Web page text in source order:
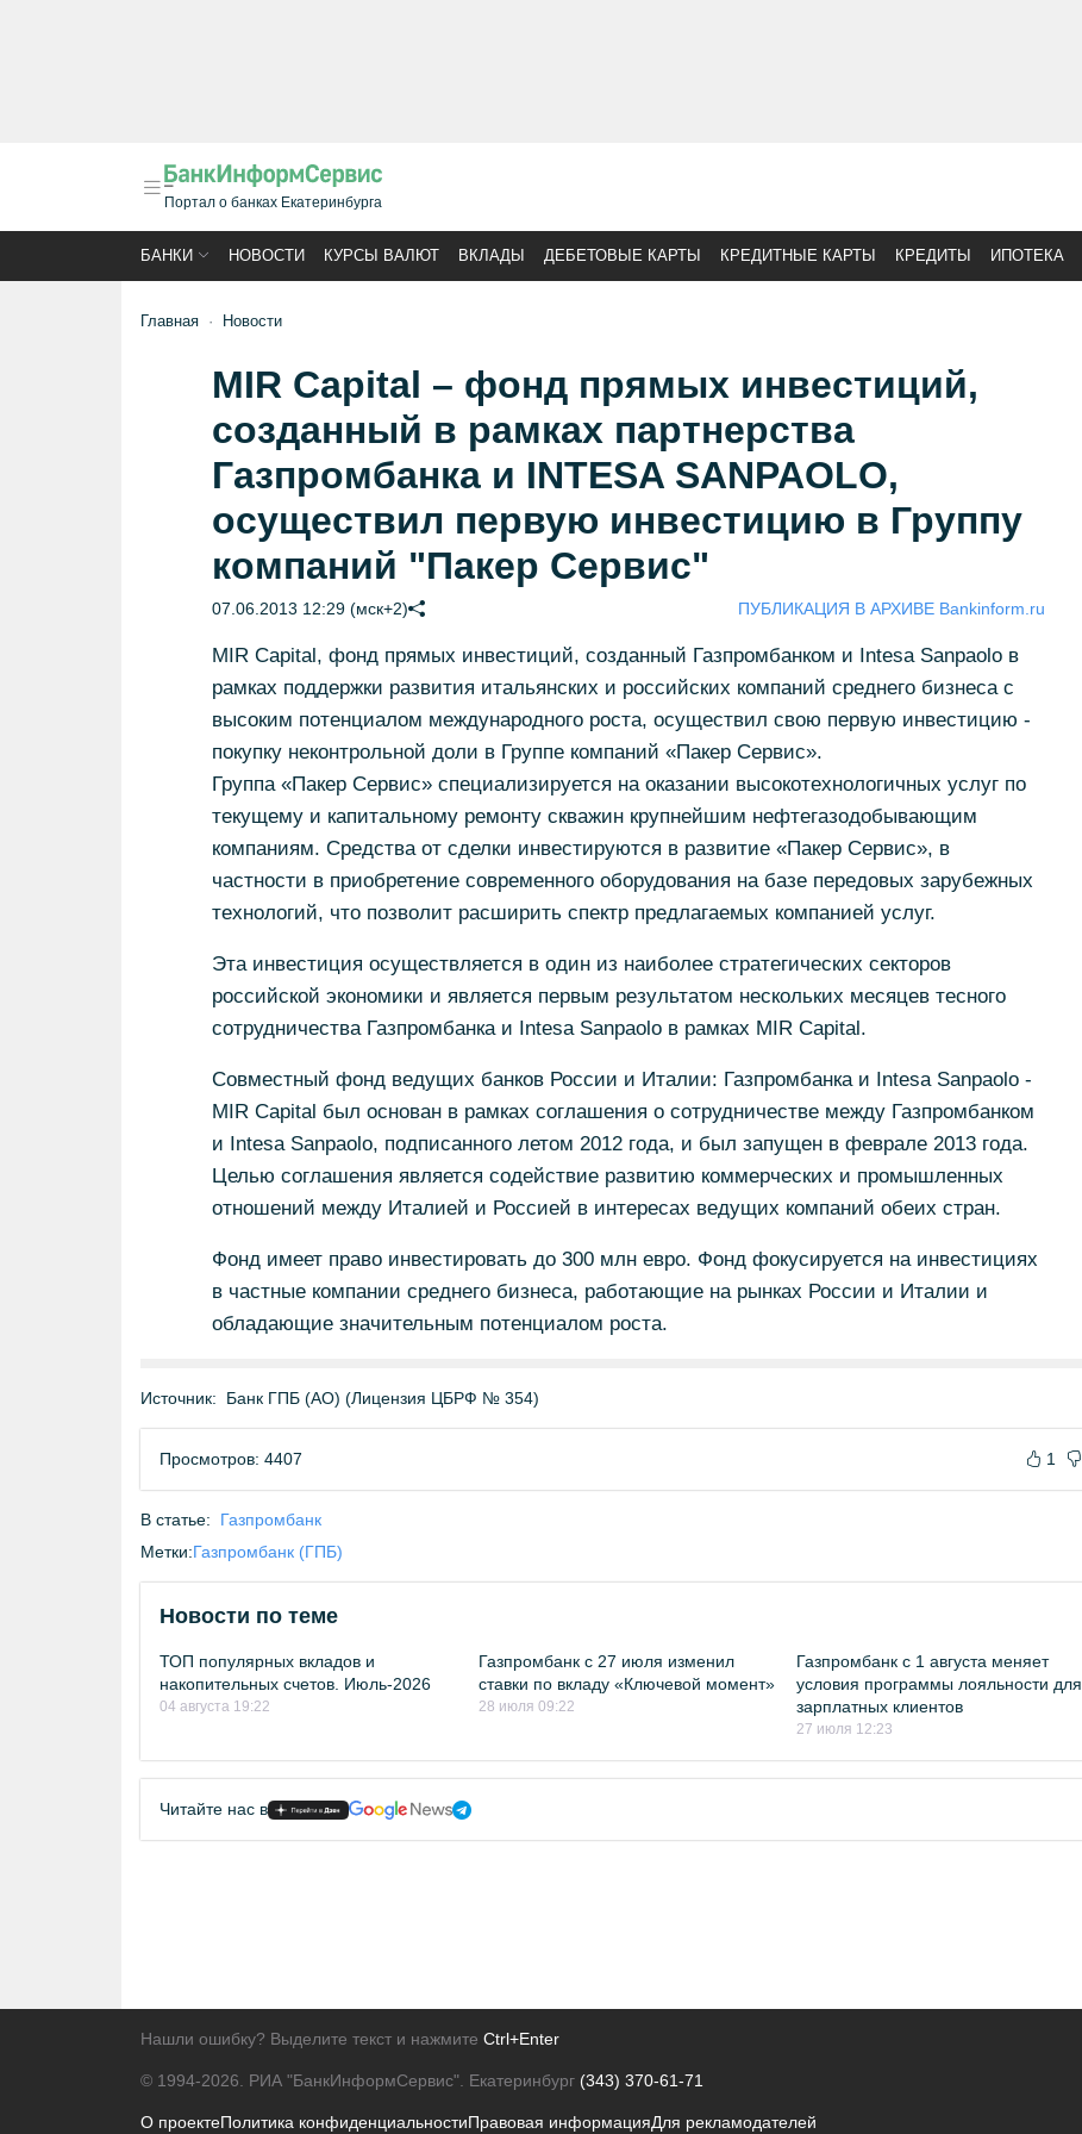
Портал о банках Екатеринбурга
БАНКИ НОВОСТИ КУРСЫ ВАЛЮТ ВКЛАДЫ ДЕБЕТОВЫЕ КАРТЫ КРЕДИТНЫЕ КАРТЫ КРЕДИТЫ ИПОТЕКА
Главная Новости
MIR Capital – фонд прямых инвестиций,
созданный в рамках партнерства
Газпромбанка и INTESA SANPAOLO,
осуществил первую инвестицию в Группу
компаний "Пакер Сервис"
07.06.2013 12:29 (мск+2) ПУБЛИКАЦИЯ В АРХИВЕ Bankinform.ru
MIR Capital, фонд прямых инвестиций, созданный Газпромбанком и Intesa Sanpaolo в
рамках поддержки развития итальянских и российских компаний среднего бизнеса с
высоким потенциалом международного роста, осуществил свою первую инвестицию -
покупку неконтрольной доли в Группе компаний «Пакер Сервис».
Группа «Пакер Сервис» специализируется на оказании высокотехнологичных услуг по
текущему и капитальному ремонту скважин крупнейшим нефтегазодобывающим
компаниям. Средства от сделки инвестируются в развитие «Пакер Сервис», в
частности в приобретение современного оборудования на базе передовых зарубежных
технологий, что позволит расширить спектр предлагаемых компанией услуг.
Эта инвестиция осуществляется в один из наиболее стратегических секторов
российской экономики и является первым результатом нескольких месяцев тесного
сотрудничества Газпромбанка и Intesa Sanpaolo в рамках MIR Capital.
Совместный фонд ведущих банков России и Италии: Газпромбанка и Intesa Sanpaolo -
MIR Capital был основан в рамках соглашения о сотрудничестве между Газпромбанком
и Intesa Sanpaolo, подписанного летом 2012 года, и был запущен в феврале 2013 года.
Целью соглашения является содействие развитию коммерческих и промышленных
отношений между Италией и Россией в интересах ведущих компаний обеих стран.
Фонд имеет право инвестировать до 300 млн евро. Фонд фокусируется на инвестициях
в частные компании среднего бизнеса, работающие на рынках России и Италии и
обладающие значительным потенциалом роста.
Источник: Банк ГПБ (АО) (Лицензия ЦБРФ № 354)
Просмотров: 4407 1
В статье:
Газпромбанк
Метки:Газпромбанк (ГПБ)
Новости по теме
ТОП популярных вкладов и
накопительных счетов. Июль-2026
04 августа 19:22
Газпромбанк с 27 июля изменил
ставки по вкладу «Ключевой момент»
28 июля 09:22
Газпромбанк с 1 августа меняет
условия программы лояльности для
зарплатных клиентов
27 июля 12:23
Читайте нас в
Нашли ошибку? Выделите текст и нажмите Ctrl+Enter
© 1994-2026. РИА "БанкИнформСервис". Екатеринбург (343) 370-61-71
О проектеПолитика конфиденциальностиПравовая информацияДля рекламодателей